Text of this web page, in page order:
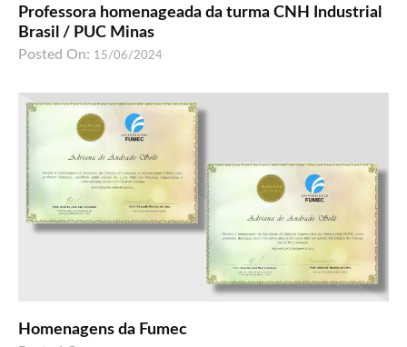
Professora homenageada da turma CNH Industrial
Brasil / PUC Minas
Posted On: 15/06/2024
Homenagens da Fumec